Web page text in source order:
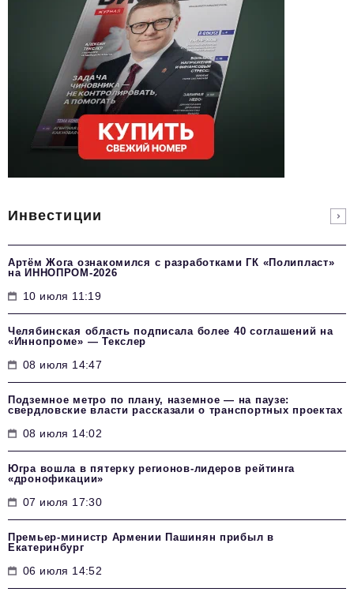
Инвестиции
Артём Жога ознакомился с разработками ГК «Полипласт»
на ИННОПРОМ-2026
10 июля 11:19
Челябинская область подписала более 40 соглашений на
«Иннопроме» — Текслер
08 июля 14:47
Подземное метро по плану, наземное — на паузе:
свердловские власти рассказали о транспортных проектах
08 июля 14:02
Югра вошла в пятерку регионов-лидеров рейтинга
«дронофикации»
07 июля 17:30
Премьер-министр Армении Пашинян прибыл в
Екатеринбург
06 июля 14:52